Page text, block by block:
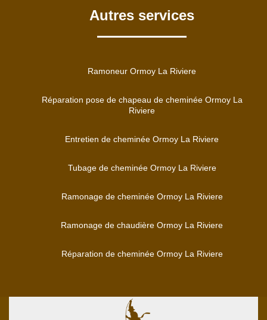
Autres services
Ramoneur Ormoy La Riviere
Réparation pose de chapeau de cheminée Ormoy La
Riviere
Entretien de cheminée Ormoy La Riviere
Tubage de cheminée Ormoy La Riviere
Ramonage de cheminée Ormoy La Riviere
Ramonage de chaudière Ormoy La Riviere
Réparation de cheminée Ormoy La Riviere